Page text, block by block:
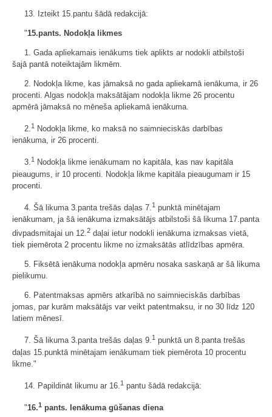
13. Izteikt 15.pantu šādā redakcijā:
"15.pants. Nodokļa likmes
1. Gada apliekamais ienākums tiek aplikts ar nodokli atbilstoši
šajā pantā noteiktajām likmēm.
2. Nodokļa likme, kas jāmaksā no gada apliekamā ienākuma, ir 26
procenti. Algas nodokļa maksātājam nodokļa likme 26 procentu
apmērā jāmaksā no mēneša apliekamā ienākuma.
2.1
Nodokļa likme, ko maksā no saimnieciskās darbības
ienākuma, ir 26 procenti.
3.1 Nodokļa likme ienākumam no kapitāla, kas nav kapitāla
pieaugums, ir 10 procenti. Nodokļa likme kapitāla pieaugumam ir 15
procenti.
4. Šā likuma 3.panta trešās daļas 7.1 punktā minētajam
ienākumam, ja šā ienākuma izmaksātājs atbilstoši šā likuma 17.panta
divpadsmitajai un 12.2 daļai ietur nodokli ienākuma izmaksas vietā,
tiek piemērota 2 procentu likme no izmaksātās atlīdzības apmēra.
5. Fiksētā ienākuma nodokļa apmēru nosaka saskaņā ar šā likuma
pielikumu.
6. Patentmaksas apmērs atkarībā no saimnieciskās darbības
jomas, par kurām maksātājs var veikt patentmaksu, ir no 30 līdz 120
latiem mēnesī.
7. Šā likuma 3.panta trešās daļas 9.1 punktā un 8.panta trešās
daļas 15.punktā minētajam ienākumam tiek piemērota 10 procentu
likme."
14. Papildināt likumu ar 16.1 pantu šādā redakcijā:
"16.1 pants. Ienākuma gūšanas diena